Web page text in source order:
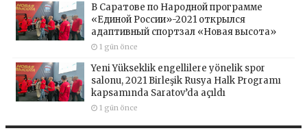
В Саратове по Народной программе
«Единой России»-2021 открылся
адаптивный спортзал «Новая высота»
1 gün önce
Yeni Yükseklik engellilere yönelik spor
salonu, 2021 Birleşik Rusya Halk Programı
kapsamında Saratov’da açıldı
1 gün önce